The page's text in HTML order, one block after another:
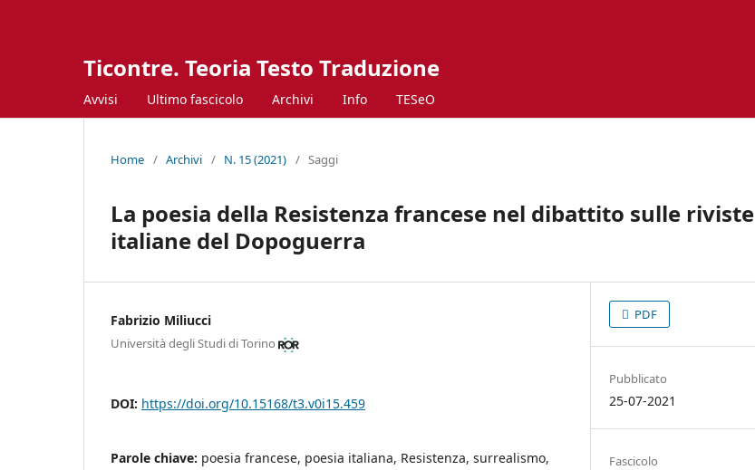
Ticontre. Teoria Testo Traduzione
Avvisi Ultimo fascicolo Archivi Info TESeO
Home / Archivi / N. 15 (2021) / Saggi
La poesia della Resistenza francese nel dibattito sulle riviste
italiane del Dopoguerra
Fabrizio Miliucci
Università degli Studi di Torino
DOI: https://doi.org/10.15168/t3.v0i15.459
Parole chiave: poesia francese, poesia italiana, Resistenza, surrealismo,
PDF
Pubblicato
25-07-2021
Fascicolo